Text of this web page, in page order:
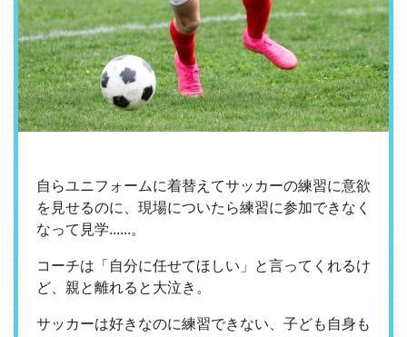
自らユニフォームに着替えてサッカーの練習に意欲
を見せるのに、現場についたら練習に参加できなく
なって見学......。
コーチは「自分に任せてほしい」と言ってくれるけ
ど、親と離れると大泣き。
サッカーは好きなのに練習できない、子ども自身も